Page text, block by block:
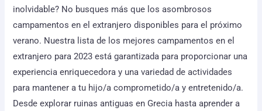
inolvidable? No busques más que los asombrosos
campamentos en el extranjero disponibles para el próximo
verano. Nuestra lista de los mejores campamentos en el
extranjero para 2023 está garantizada para proporcionar una
experiencia enriquecedora y una variedad de actividades
para mantener a tu hijo/a comprometido/a y entretenido/a.
Desde explorar ruinas antiguas en Grecia hasta aprender a